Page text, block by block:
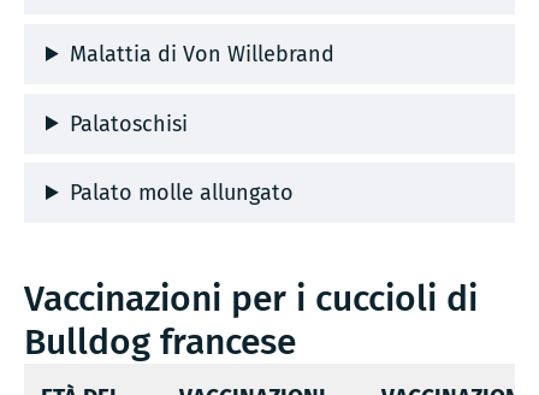
Malattia di Von Willebrand
Palatoschisi
Palato molle allungato
Vaccinazioni per i cuccioli di
Bulldog francese